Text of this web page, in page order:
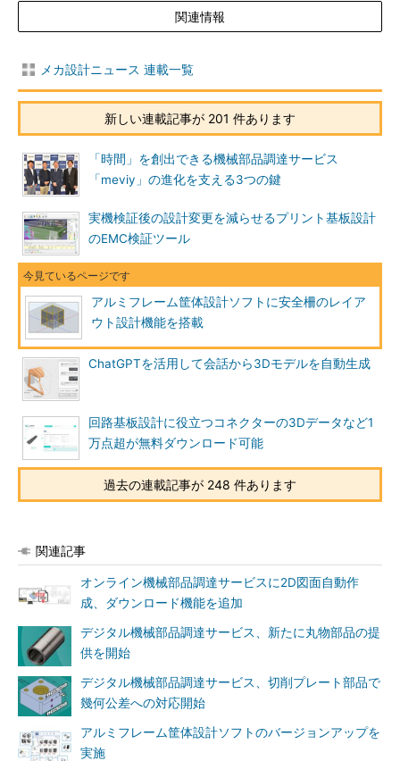
関連情報
メカ設計ニュース 連載一覧
新しい連載記事が 201 件あります
「時間」を創出できる機械部品調達サービス
「meviy」の進化を支える3つの鍵
実機検証後の設計変更を減らせるプリント基板設計
のEMC検証ツール
アルミフレーム筐体設計ソフトに安全柵のレイア
ウト設計機能を搭載
ChatGPTを活用して会話から3Dモデルを自動生成
回路基板設計に役立つコネクターの3Dデータなど1
万点超が無料ダウンロード可能
過去の連載記事が 248 件あります
関連記事
オンライン機械部品調達サービスに2D図面自動作
成、ダウンロード機能を追加
デジタル機械部品調達サービス、新たに丸物部品の提
供を開始
デジタル機械部品調達サービス、切削プレート部品で
幾何公差への対応開始
アルミフレーム筐体設計ソフトのバージョンアップを
実施